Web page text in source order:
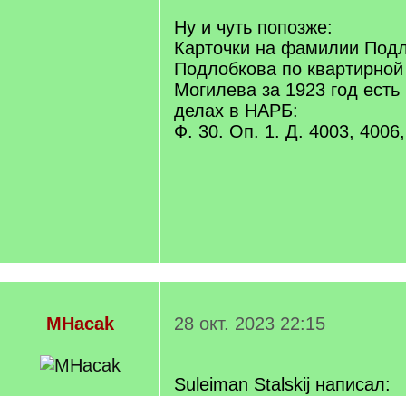
Ну и чуть попозже:
Карточки на фамилии
Подлобкова по
Могилева за 1923 год
делах в НАРБ:
Ф. 30. Оп. 1. Д. 4003,
MHacak 28 окт. 2023 22:15
Suleiman Stalskij написал: